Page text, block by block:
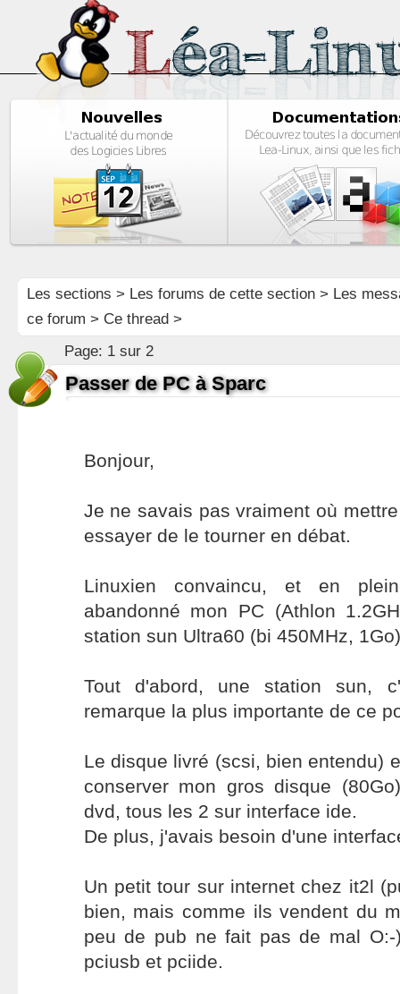
Les sections > Les forums de cette section> Les
ce forum > Ce thread >
Page: 1 sur 2
Passer de PC à Sparc
Bonjour,
Je ne savais pas vraiment où
essayer de le tourner en débat.
Linuxien convaincu, et en
abandonné mon PC (Athlon
station sun Ultra60 (bi 450MHz,
Tout d'abord, une station sun,
remarque la plus importante de ce
Le disque livré (scsi, bien entendu)
conserver mon gros disque
dvd, tous les 2 sur interface ide.
De plus, j'avais besoin d'une
Un petit tour sur internet chez it2l
bien, mais comme ils vendent du
peu de pub ne fait pas de mal
pciusb et pciide.